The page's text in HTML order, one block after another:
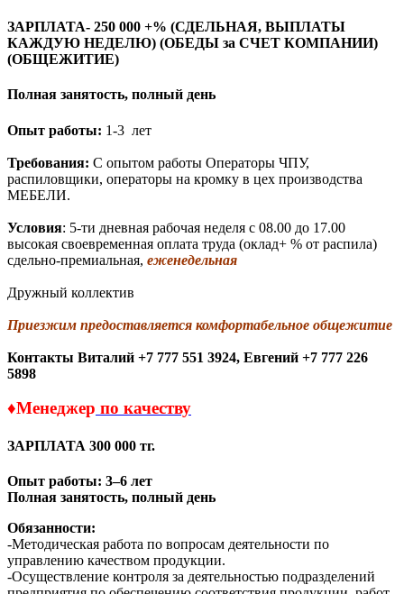
ЗАРПЛАТА- 250 000 +% (СДЕЛЬНАЯ, ВЫПЛАТЫ
КАЖДУЮ НЕДЕЛЮ) (ОБЕДЫ за СЧЕТ КОМПАНИИ)
(ОБЩЕЖИТИЕ)
Полная занятость, полный день
Опыт работы: 1-3 лет
Требования: С опытом работы Операторы ЧПУ,
распиловщики, операторы на кромку в цех производства
МЕБЕЛИ.
Условия: 5-ти дневная рабочая неделя с 08.00 до 17.00
высокая своевременная оплата труда (оклад+ % от распила)
сдельно-премиальная, еженедельная
Дружный коллектив
Приезжим предоставляется комфортабельное общежитие
Контакты Виталий +7 777 551 3924, Евгений +7 777 226
5898
♦Менеджер по качеству
ЗАРПЛАТА 300 000 тг.
Опыт работы: 3–6 лет
Полная занятость, полный день
Обязанности:
-Методическая работа по вопросам деятельности по
управлению качеством продукции.
-Осуществление контроля за деятельностью подразделений